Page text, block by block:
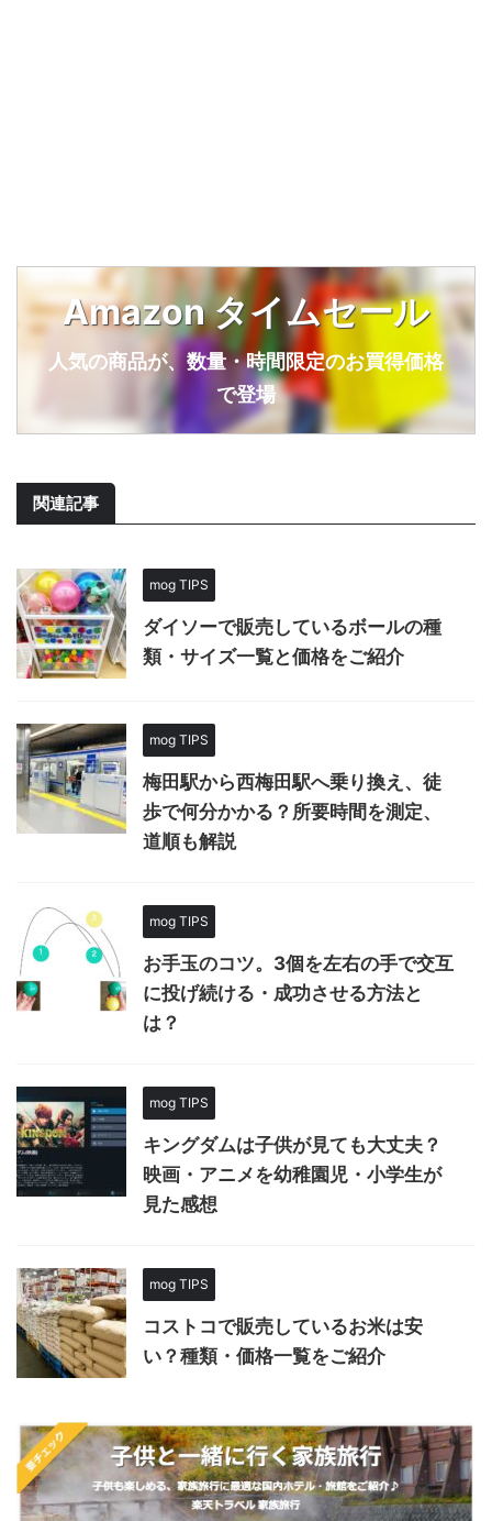
Amazon タイムセール
人気の商品が、数量・時間限定のお買得価格
で登場
関連記事
mog TIPS
ダイソーで販売しているボールの種
類・サイズ一覧と価格をご紹介
mog TIPS
梅田駅から西梅田駅へ乗り換え、徒
歩で何分かかる？所要時間を測定、
道順も解説
mog TIPS
お手玉のコツ。3個を左右の手で交互
に投げ続ける・成功させる方法と
は？
mog TIPS
キングダムは子供が見ても大丈夫？
映画・アニメを幼稚園児・小学生が
見た感想
mog TIPS
コストコで販売しているお米は安
い？種類・価格一覧をご紹介